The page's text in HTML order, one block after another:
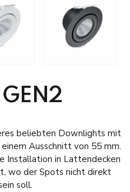
beliebten Downlights mit
Ausschnitt von 55 mm.
Installation in Lattendecken
wo der Spots nicht direkt
soll.